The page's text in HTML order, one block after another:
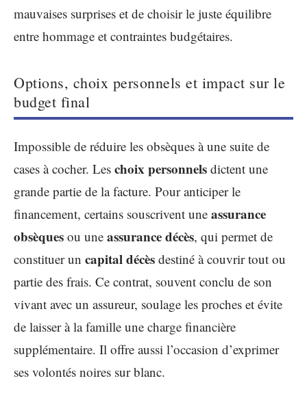
mauvaises surprises et de choisir le juste équilibre
entre hommage et contraintes budgétaires.
Options, choix personnels et impact sur le
budget final
Impossible de réduire les obsèques à une suite de
cases à cocher. Les choix personnels dictent une
grande partie de la facture. Pour anticiper le
financement, certains souscrivent une assurance
obsèques ou une assurance décès, qui permet de
constituer un capital décès destiné à couvrir tout ou
partie des frais. Ce contrat, souvent conclu de son
vivant avec un assureur, soulage les proches et évite
de laisser à la famille une charge financière
supplémentaire. Il offre aussi l’occasion d’exprimer
ses volontés noires sur blanc.